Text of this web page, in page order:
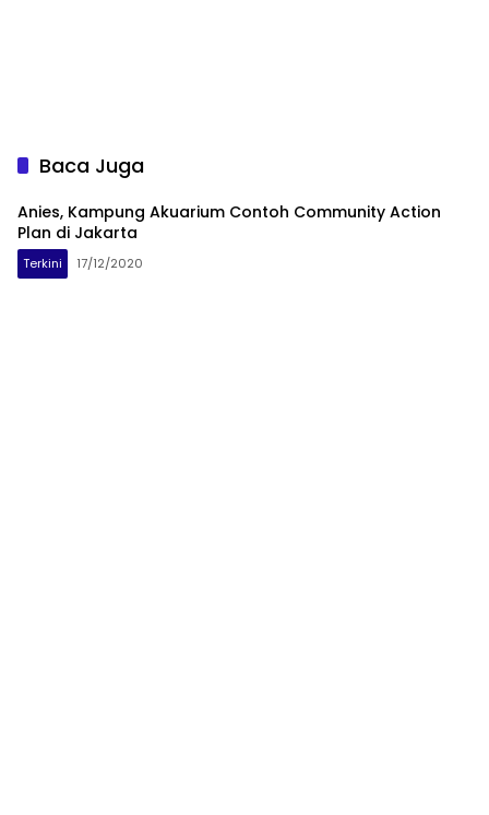
Baca Juga
Anies, Kampung Akuarium Contoh Community Action
Plan di Jakarta
Terkini 17/12/2020